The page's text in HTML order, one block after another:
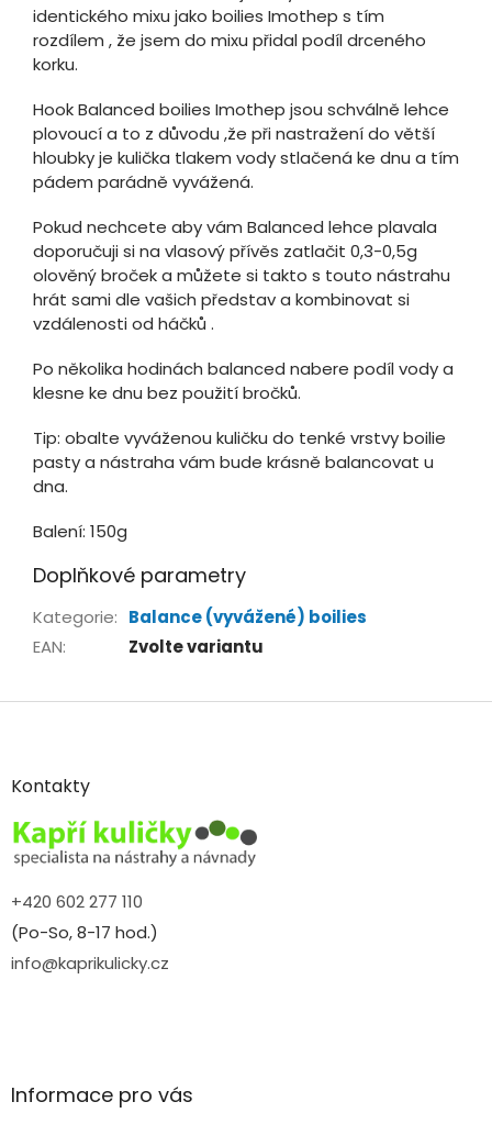
identického mixu jako boilies Imothep s tím
rozdílem , že jsem do mixu přidal podíl drceného
korku.
Hook Balanced boilies Imothep jsou schválně lehce
plovoucí a to z důvodu ,že při nastražení do větší
hloubky je kulička tlakem vody stlačená ke dnu a tím
pádem parádně vyvážená.
Pokud nechcete aby vám Balanced lehce plavala
doporučuji si na vlasový přívěs zatlačit 0,3-0,5g
olověný broček a můžete si takto s touto nástrahu
hrát sami dle vašich představ a kombinovat si
vzdálenosti od háčků .
Po několika hodinách balanced nabere podíl vody a
klesne ke dnu bez použití bročků.
Tip: obalte vyváženou kuličku do tenké vrstvy boilie
pasty a nástraha vám bude krásně balancovat u
dna.
Balení: 150g
Doplňkové parametry
Kategorie: Balance (vyvážené) boilies
EAN: Zvolte variantu
Z
aKontakty
+420 602 277 110
(Po-So, 8-17 hod.)
info@kaprikulicky.cz
Informace pro vás